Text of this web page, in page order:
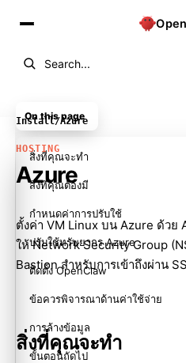
Search...
Install/Azure
HOSTING
Azure
ตั้งค่า VM Linux บน Azure ด้วย
ให้ Network Security Group
Bastion สำหรับการเข้าถึงผ่าน
สิ่งที่คุณจะทำ
On this page
สิ่งที่คุณจะทำ
สิ่งที่คุณต้องมี
กำหนดค่าการปรับใช้
ปรับใช้ทรัพยากร Azure
ติดตั้ง OpenClaw
ข้อควรพิจารณาด้านค่าใช้จ่าย
การล้างข้อมูล
ขั้นตอนถัดไป